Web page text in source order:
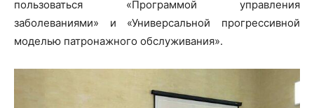
пользоваться «Программой управления
заболеваниями» и «Универсальной прогрессивной
моделью патронажного обслуживания».